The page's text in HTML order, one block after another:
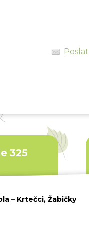
325
– Krtečci, Žabičky